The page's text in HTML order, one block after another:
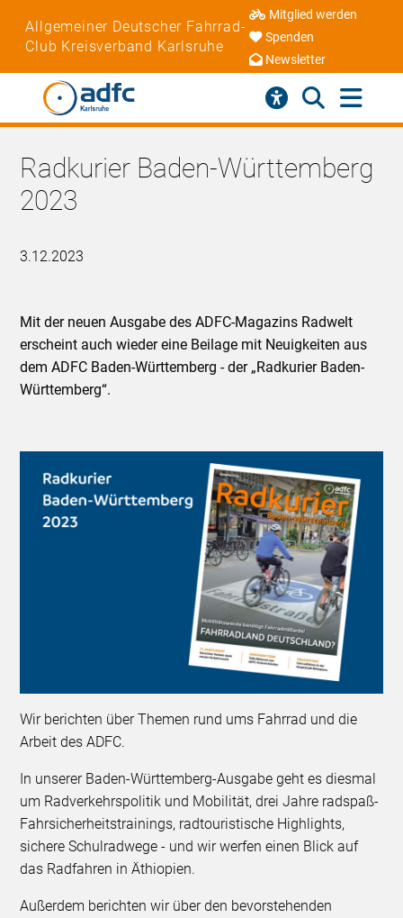
Allgemeiner Deutscher Fahrrad-
Club Kreisverband Karlsruhe
Mitglied werden
Spenden
Newsletter
Radkurier Baden-Württemberg
2023
3.12.2023
Mit der neuen Ausgabe des ADFC-Magazins Radwelt
erscheint auch wieder eine Beilage mit Neuigkeiten aus
dem ADFC Baden-Württemberg - der „Radkurier Baden-
Württemberg“.
Wir berichten über Themen rund ums Fahrrad und die
Arbeit des ADFC.
In unserer Baden-Württemberg-Ausgabe geht es diesmal
um Radverkehrspolitik und Mobilität, drei Jahre radspaß-
Fahrsicherheitstrainings, radtouristische Highlights,
sichere Schulradwege - und wir werfen einen Blick auf
das Radfahren in Äthiopien.
Außerdem berichten wir über den bevorstehenden